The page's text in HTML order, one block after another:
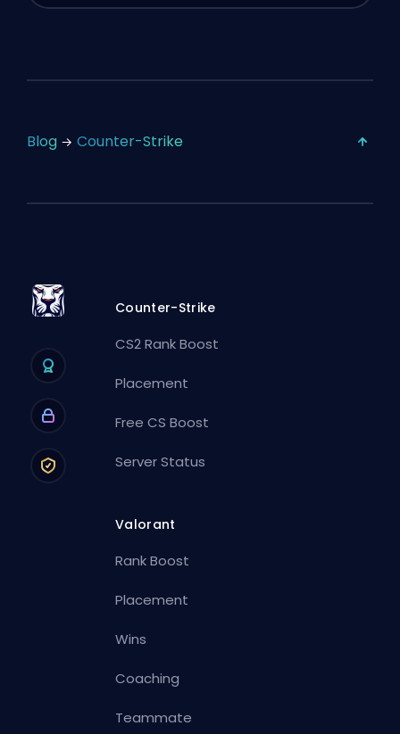
Blog Counter-Strike
Counter-Strike
CS2 Rank Boost
Placement
Free CS Boost
Server Status
Valorant
Rank Boost
Placement
Wins
Coaching
Teammate